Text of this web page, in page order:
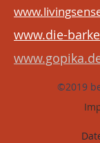
www.die-
©2019